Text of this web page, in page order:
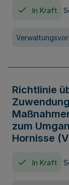
In Kraft
Richtlinie
zum
Hornisse
In Kraft